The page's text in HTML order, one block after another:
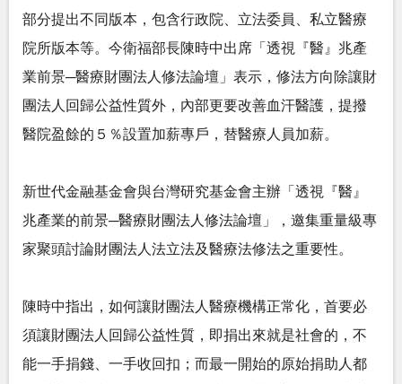
部分提出不同版本，包含行政院、立法委員、私立醫療
院所版本等。今衛福部長陳時中出席「透視『醫』兆產
業前景─醫療財團法人修法論壇」表示，修法方向除讓財
團法人回歸公益性質外，內部更要改善血汗醫護，提撥
醫院盈餘的５％設置加薪專戶，替醫療人員加薪。
新世代金融基金會與台灣研究基金會主辦「透視『醫』
兆產業的前景─醫療財團法人修法論壇」，邀集重量級專
家聚頭討論財團法人法立法及醫療法修法之重要性。
陳時中指出，如何讓財團法人醫療機構正常化，首要必
須讓財團法人回歸公益性質，即捐出來就是社會的，不
能一手捐錢、一手收回扣；而最一開始的原始捐助人都